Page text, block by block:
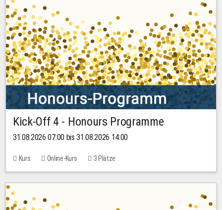
Kick-Off 4 - Honours Programme
31.08.2026 07:00 bis 31.08.2026 14:00
Kurs Online-Kurs 3 Plätze